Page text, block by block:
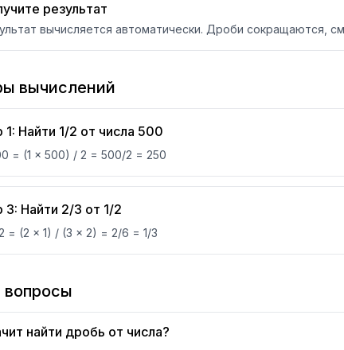
результат
вычисляется автоматически. Дроби сокращаются,
вычислений
Найти 1/2 от числа 500
= (1 × 500) / 2 = 500/2 = 250
3: Найти 2/3 от 1/2
= (2 × 1) / (3 × 2) = 2/6 = 1/3
найти дробь от числа?